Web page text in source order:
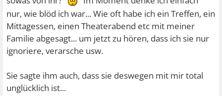
nur, wie blöd ich war... Wie oft habe ich ein Treffen, ein
Mittagessen, einen Theaterabend etc mit meiner
Familie abgesagt... um jetzt zu hören, dass ich sie nur
ignoriere, verarsche usw.
Sie sagte ihm auch, dass sie deswegen mit mir total
unglücklich ist...